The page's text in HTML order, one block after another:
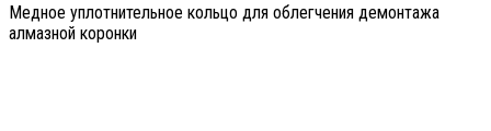
Медное уплотнительное кольцо для облегчения демонтажа
алмазной коронки